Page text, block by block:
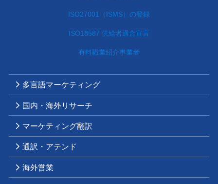
ISO27001（ISMS）の登録
ISO18587 供給者適合宣言
有料職業紹介事業者
多言語マーケティング
国内・海外リサーチ
マーケティング翻訳
通訳・アテンド
海外営業